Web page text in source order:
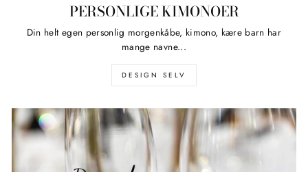
PERSONLIGE KIMONOER
Din helt egen personlig morgenkåbe, kimono, kære barn har
mange navne...
DESIGN SELV